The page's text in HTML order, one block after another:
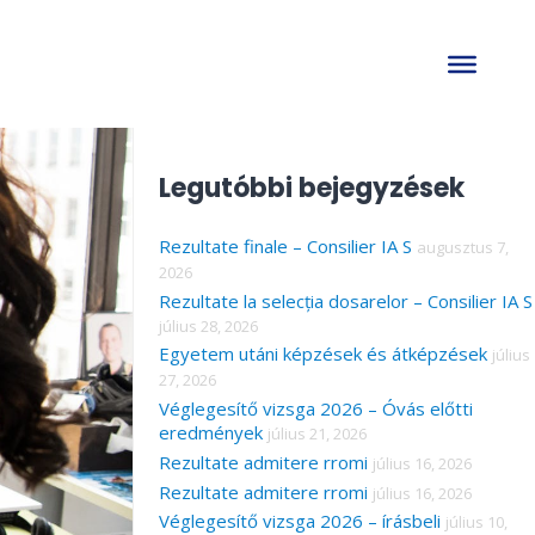
c
h
f
o
r
:
Legutóbbi bejegyzések
Rezultate finale – Consilier IA S augusztus 7,
2026
Rezultate la selecția dosarelor – Consilier IA S
július 28, 2026
Egyetem utáni képzések és átképzések július
27, 2026
Véglegesítő vizsga 2026 – Óvás előtti
eredmények július 21, 2026
Rezultate admitere rromi július 16, 2026
Rezultate admitere rromi július 16, 2026
Véglegesítő vizsga 2026 – írásbeli július 10,